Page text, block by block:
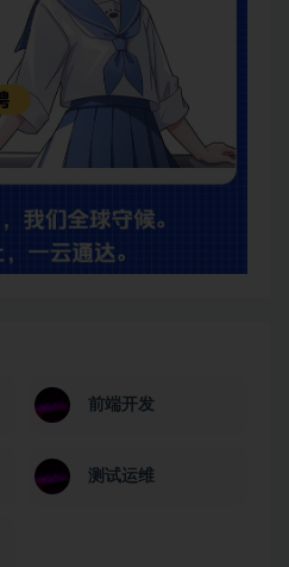
前端开发
测试运维